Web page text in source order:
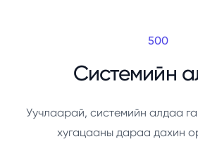
500
Системийн
Уучлаарай, системийн алдаа
хугацааны дараа дахин